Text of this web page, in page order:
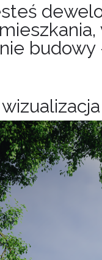
budowy